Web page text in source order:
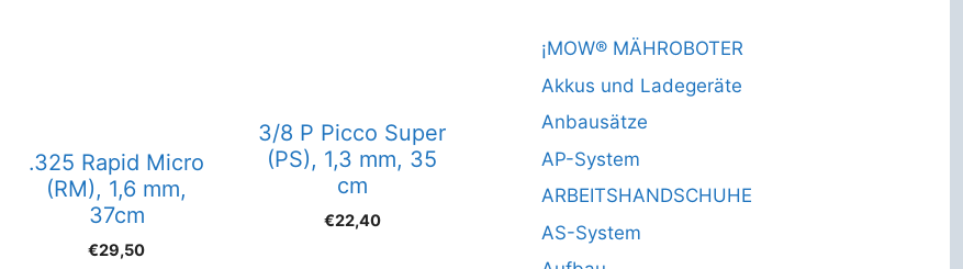
.325 Rapid Micro
(RM), 1,6 mm,
37cm
€29,50
3/8 P Picco Super
(PS), 1,3 mm, 35
cm
€22,40
¡MOW® MÄHROBOTER
Akkus und Ladegeräte
Anbausätze
AP-System
ARBEITSHANDSCHUHE
AS-System